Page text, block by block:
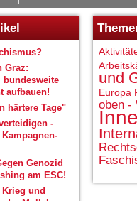
Graz:
bundesweite
aufbauen!
härtere Tage"
-
Genozid
am ESC!
Krieg und
und
Europa
oben -